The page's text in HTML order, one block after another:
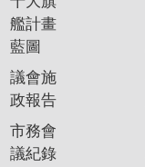
艦計畫
藍圖
議會施
政報告
市務會
議紀錄